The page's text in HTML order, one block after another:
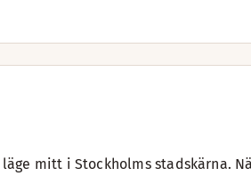
mitt i Stockholms stadskärna.